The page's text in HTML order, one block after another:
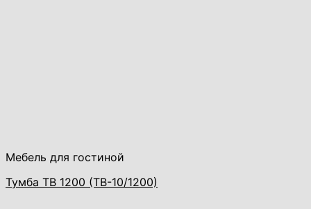
Мебель для гостиной
Тумба ТВ 1200 (ТВ-10/1200)